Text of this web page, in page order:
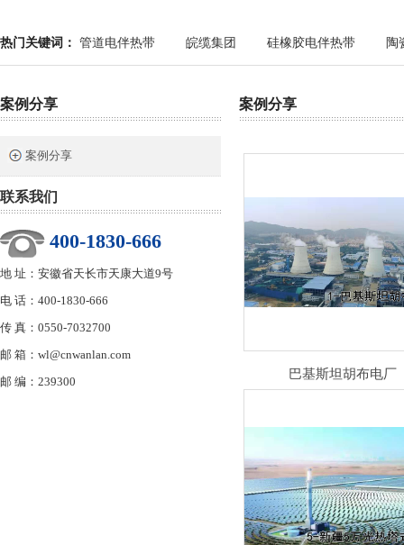
热门关键词： 管道电伴热带 皖缆集团 硅橡胶电伴热带 陶
案例分享
案例分享
联系我们
400-1830-666
地 址：安徽省天长市天康大道9号
电 话：400-1830-666
传 真：0550-7032700
邮 箱：wl@cnwanlan.com
邮 编：239300
案例分享
巴基斯坦胡布电厂